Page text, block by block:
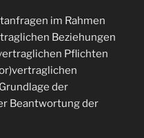
im Rahmen
Beziehungen
Pflichten
der
Beantwortung der